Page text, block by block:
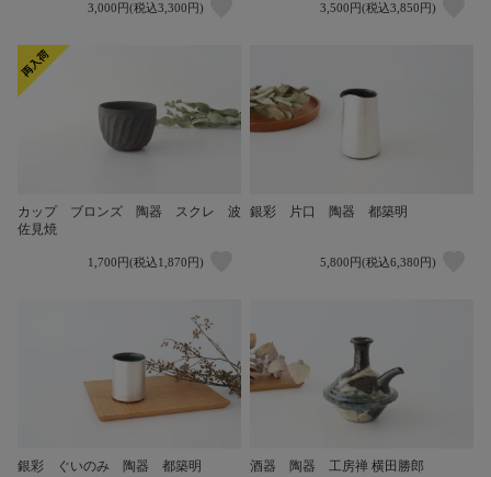
3,000円(税込3,300円) 3,500円(税込3,850円)
カップ ブロンズ 陶器 スクレ 波
佐見焼
1,700円(税込1,870円)
銀彩 片口 陶器 都築明
5,800円(税込6,380円)
銀彩 ぐいのみ 陶器 都築明 酒器 陶器 工房禅 横田勝郎